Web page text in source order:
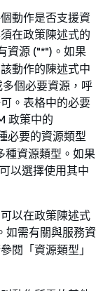
動作是否支援資
在政策陳述式的
資源 ("*")。如果
動作的陳述式中
個必要資源，呼
。表格中的必要
政策中的
必要的資源類型
種資源類型。如果
以選擇使用其中
以在政策陳述式
如需有關與服務資
閱「資源類型」